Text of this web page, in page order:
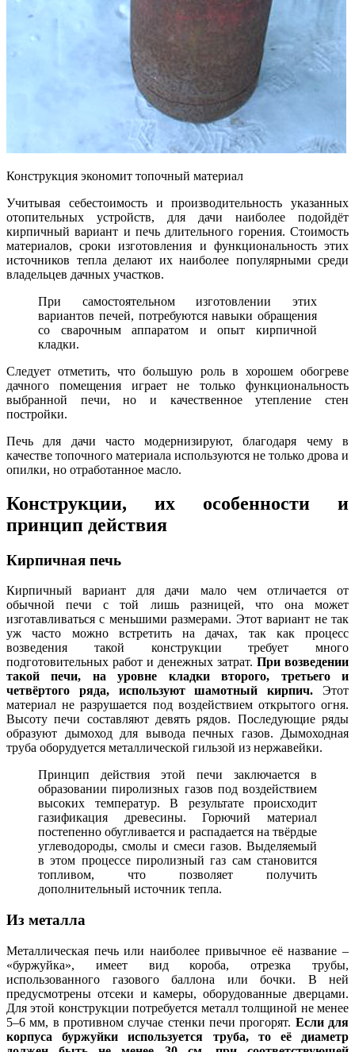
Конструкция экономит топочный материал
Учитывая себестоимость и производительность указанных
отопительных устройств, для дачи наиболее подойдёт
кирпичный вариант и печь длительного горения. Стоимость
материалов, сроки изготовления и функциональность этих
источников тепла делают их наиболее популярными среди
владельцев дачных участков.
При самостоятельном изготовлении этих
вариантов печей, потребуются навыки обращения
со сварочным аппаратом и опыт кирпичной
кладки.
Следует отметить, что большую роль в хорошем обогреве
дачного помещения играет не только функциональность
выбранной печи, но и качественное утепление стен
постройки.
Печь для дачи часто модернизируют, благодаря чему в
качестве топочного материала используются не только дрова и
опилки, но отработанное масло.
Конструкции, их особенности и
принцип действия
Кирпичная печь
Кирпичный вариант для дачи мало чем отличается от
обычной печи с той лишь разницей, что она может
изготавливаться с меньшими размерами. Этот вариант не так
уж часто можно встретить на дачах, так как процесс
возведения такой конструкции требует много
подготовительных работ и денежных затрат. При возведении
такой печи, на уровне кладки второго, третьего и
четвёртого ряда, используют шамотный кирпич. Этот
материал не разрушается под воздействием открытого огня.
Высоту печи составляют девять рядов. Последующие ряды
образуют дымоход для вывода печных газов. Дымоходная
труба оборудуется металлической гильзой из нержавейки.
Принцип действия этой печи заключается в
образовании пиролизных газов под воздействием
высоких температур. В результате происходит
газификация древесины. Горючий материал
постепенно обугливается и распадается на твёрдые
углеводороды, смолы и смеси газов. Выделяемый
в этом процессе пиролизный газ сам становится
топливом, что позволяет получить
дополнительный источник тепла.
Из металла
Металлическая печь или наиболее привычное её название –
«буржуйка», имеет вид короба, отрезка трубы,
использованного газового баллона или бочки. В ней
предусмотрены отсеки и камеры, оборудованные дверцами.
Для этой конструкции потребуется металл толщиной не менее
5–6 мм, в противном случае стенки печи прогорят. Если для
корпуса буржуйки используется труба, то её диаметр